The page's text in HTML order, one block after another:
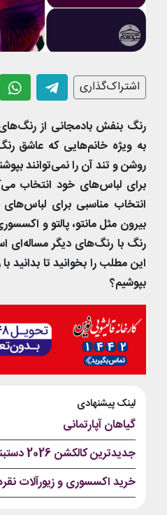
اشتراک‌گذاری
رنگ بنفش بادمجانی از
به ویژه خانم‌هایی که عاشق
روشن و تند آن را نمی‌توانند
برای لباس‌های خود انتخاب
انتخاب مناسبی برای
بیرون مثل مانتو، پالتو و
رنگ با رنگ‌های دیگر مساله‌ای
این مطلب را بخوانید تا
بپوشیم؟
لینک پیشنهادی
گیاهان آپارتمانی
جدیدترین کالکشن 2026 دستبند نقره پاندورا
خرید اکسسوری و زیورآلات